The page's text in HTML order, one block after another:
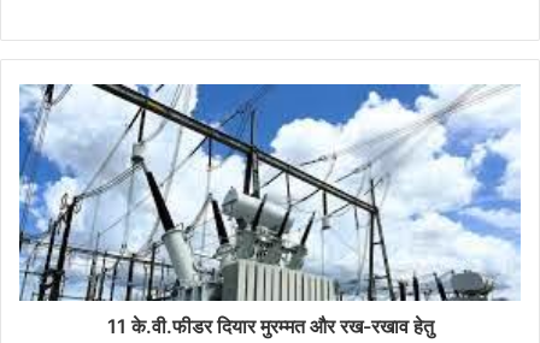
11 के.वी.फीडर दियार मुरम्मत और रख-रखाव हेतु